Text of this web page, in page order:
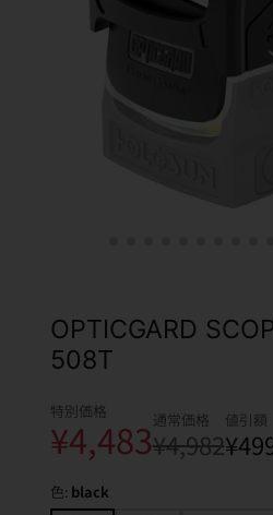
OPTICGARD
508T
特別価格
¥4,483通常価格
¥4,982
値引額
色: black